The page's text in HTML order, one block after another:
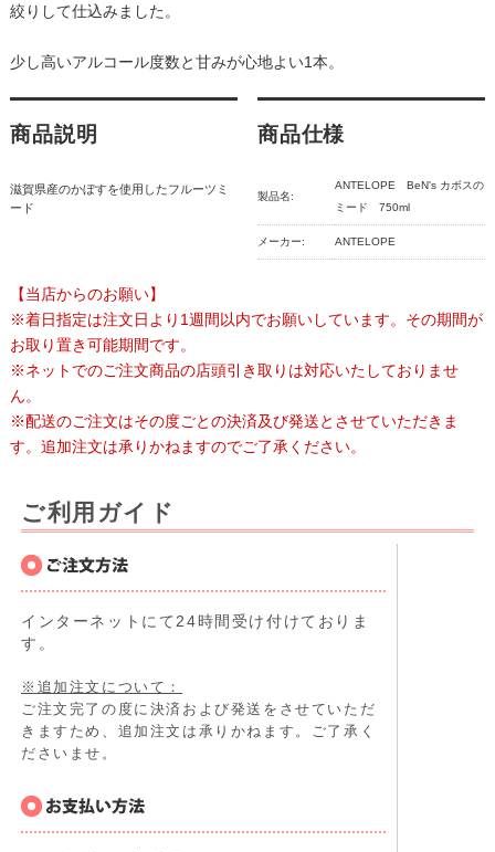
絞りして仕込みました。
少し高いアルコール度数と甘みが心地よい1本。
商品説明
滋賀県産のかぼすを使用したフルーツミ
ード
商品仕様
製品名:
ANTELOPE BeN's カボスの
ミード 750ml
メーカー: ANTELOPE
【当店からのお願い】
※着日指定は注文日より1週間以内でお願いしています。その期間が
お取り置き可能期間です。
※ネットでのご注文商品の店頭引き取りは対応いたしておりませ
ん。
※配送のご注文はその度ごとの決済及び発送とさせていただきま
す。追加注文は承りかねますのでご了承ください。
ご利用ガイド
インターネットにて24時間受け付けておりま
す。
※追加注文について：
ご注文完了の度に決済および発送をさせていただ
きますため、追加注文は承りかねます。ご了承く
ださいませ。